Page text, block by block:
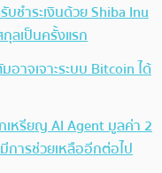
ชำระเงินด้วย Shiba Inu
ลเป็นครั้งแรก
าจเจาะระบบ Bitcoin ได้
หรียญ AI Agent มูลค่า 2
ารช่วยเหลืออีกต่อไป